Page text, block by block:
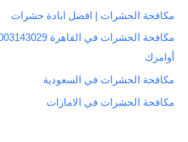
ن
:
مكافحة الحشرات | افضل ابادة حشرات
أوامرك
مكافحة الحشرات في السعودية
مكافحة الحشرات في الامارات